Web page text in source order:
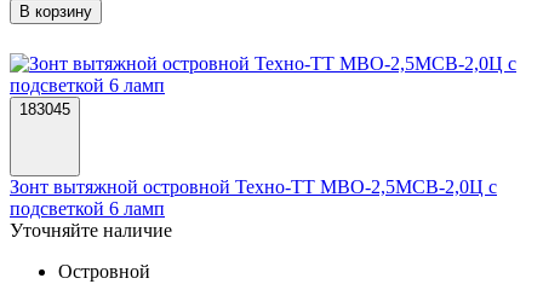
В корзину
183045
Зонт вытяжной островной Техно-ТТ МВО-2,5МСВ-2,0Ц с
подсветкой 6 ламп
Уточняйте наличие
Островной